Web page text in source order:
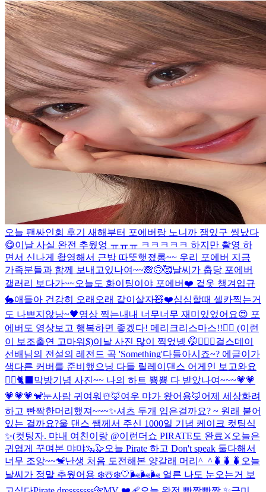
오늘 팬싸인회 후기 새해부터 포에버랑 노니까 잼있구 씽났다
😋이날 사실 완전 추웠엉 ㅠㅠㅠ ㅋㅋㅋㅋㅋ 하지만 촬영 하
면서 신나게 촬영해서 근방 따뜻햇졌롱~~ 우리 포에버 지금
가족분들과 함께 보내고있나여~~🙈🙃🥰날씨가 춥당 포에버
갤러리 보다가~~오늘도 화이팅이야 포에버❤️ 겉옷 챙겨입규
🐇애들아 건강히 오래오래 같이살자🧸❤️심심할때 셀카찍는거
도 나쁘지않낭~🖤영상 찍는내내 너무너무 재미있었어요😍 포
에버도 영상보고 행복하면 좋겠다! 메리크리스마스!!❤️‍🔥 (이런
이 보조출연 고마워$)이날 사진 많이 찍었넹 🤭🙆🏼‍♀️걸스데이
선배님의 전설의 레전드 곡 'Something'다들아시죠~? 에글이가
색다른 커버를 준비했으닝 다들 릴레이댄스 어게인 보고와요
❤️‍🔥🐈‍⬛ 막방기념 사진~~ 나의 하트 뿅뿅 다 받았나여~~~💗💗
💗💗💗🐒눈사람 귀여워☃️🦊여우 먀가 왔어용🦊어제 세상화려
하고 빤짝한머리했져~~~✨셔츠 두개 입은걸까요? ~ 원래 붙어
있는 걸까요?울 댄스 쌤께서 주신 1000일 기념 케이크 컷팅식
✨(컷팅자. 먀내 여친이랑 @이런 더쇼 PIRATE도 완료⚔️ 오늘은
귀엽게 꾸며본 먀먀🦦🦭오늘 Pirate 하고 Don't speak 둘다해서
너무 조앙~~🐒난생 처음 도전해본 양갈래 머리^_^🐛🐛🐛 오늘
날씨가 정말 추웠어용 ❄️☃️❄️🤍🌬🌬🌬 얼른 나도 눈오는거 보